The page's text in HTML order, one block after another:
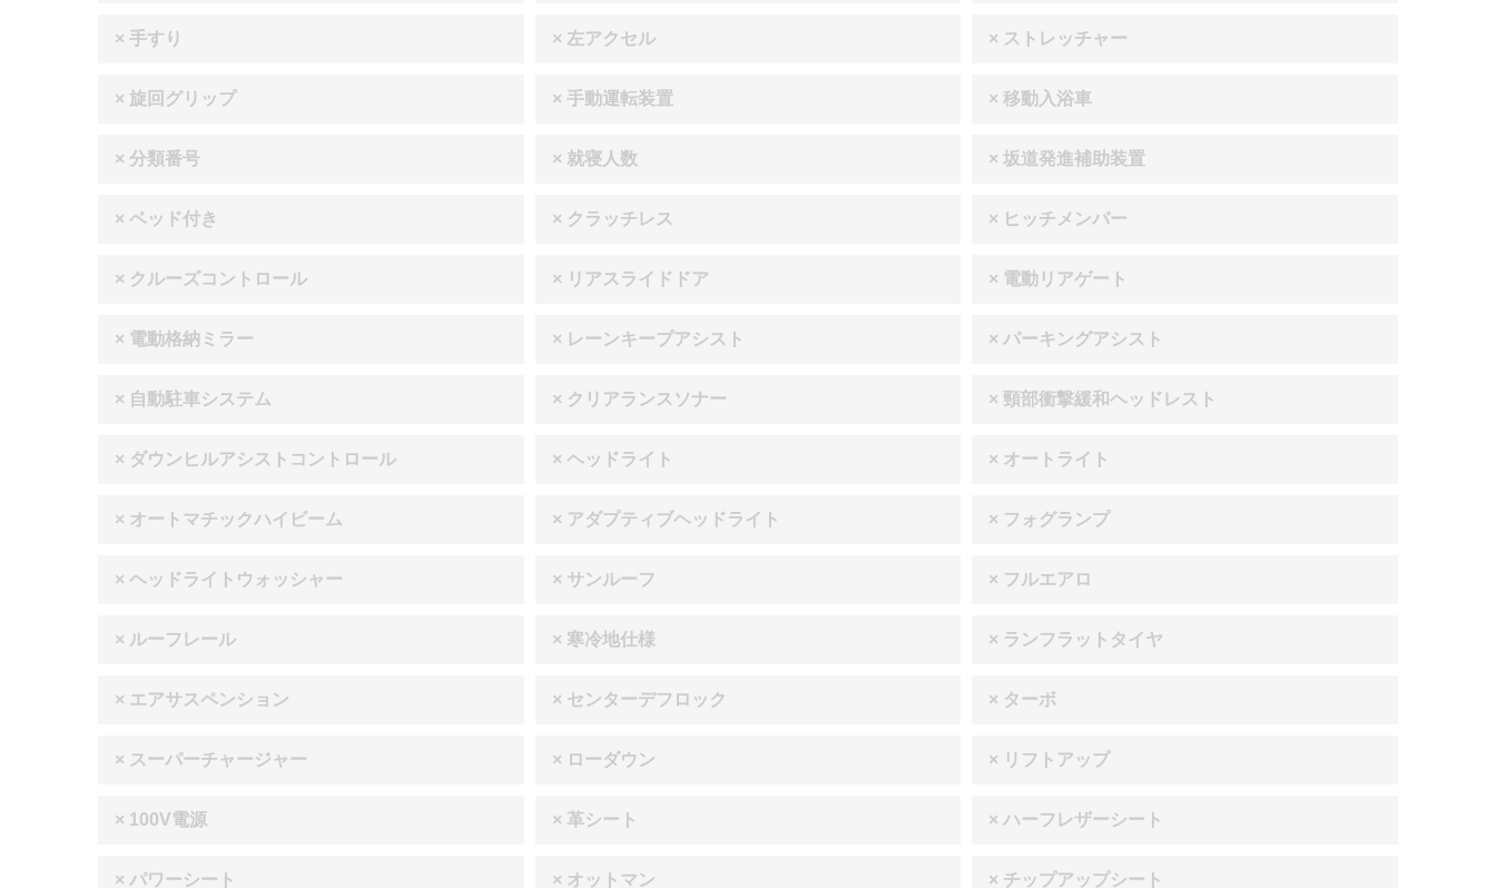
× 手すり × 左アクセル × ストレッチャー
× 旋回グリップ × 手動運転装置 × 移動入浴車
× 分類番号 × 就寝人数 × 坂道発進補助装置
× ベッド付き × クラッチレス × ヒッチメンバー
× クルーズコントロール × リアスライドドア × 電動リアゲート
× 電動格納ミラー × レーンキープアシスト × パーキングアシスト
× 自動駐車システム × クリアランスソナー × 頸部衝撃緩和ヘッドレスト
× ダウンヒルアシストコントロール × ヘッドライト × オートライト
× オートマチックハイビーム × アダプティブヘッドライト × フォグランプ
× ヘッドライトウォッシャー × サンルーフ × フルエアロ
× ルーフレール × 寒冷地仕様 × ランフラットタイヤ
× エアサスペンション × センターデフロック × ターボ
× スーパーチャージャー × ローダウン × リフトアップ
× 100V電源 × 革シート × ハーフレザーシート
× パワーシート × オットマン × チップアップシート